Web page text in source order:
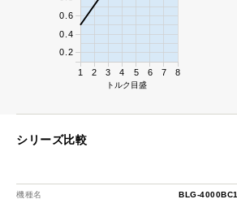
1 2 3 4 5 6 7 8
トルク目盛
0.2
0.4
0.6
シリーズ比較
機種名 BLG-4000BC1